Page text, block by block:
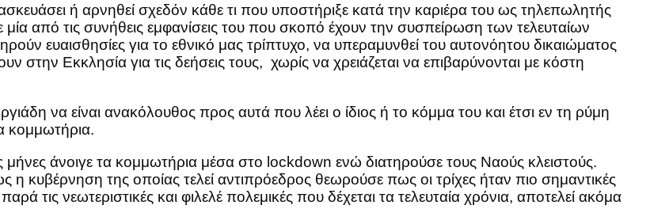
ή αρνηθεί σχεδόν κάθε τι που υποστήριξε κατά την καριέρα του ως τηλεπωλητής
από τις συνήθεις εμφανίσεις του που σκοπό έχουν την συσπείρωση των τελευταίων
ευαισθησίες για το εθνικό μας τρίπτυχο, να υπεραμυνθεί του αυτονόητου δικαιώματος
Εκκλησία για τις δεήσεις τους, χωρίς να χρειάζεται να επιβαρύνονται με κόστη
να είναι ανακόλουθος προς αυτά που λέει ο ίδιος ή το κόμμα του και έτσι εν τη ρύμη
κομμωτήρια.
άνοιγε τα κομμωτήρια μέσα στο lockdown ενώ διατηρούσε τους Ναούς κλειστούς.
κυβέρνηση της οποίας τελεί αντιπρόεδρος θεωρούσε πως οι τρίχες ήταν πιο σημαντικές
τις νεωτεριστικές και φιλελέ πολεμικές που δέχεται τα τελευταία χρόνια, αποτελεί ακόμα